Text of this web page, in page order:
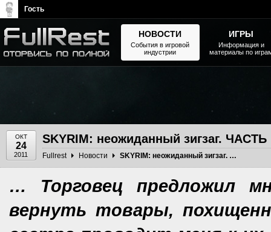
ОКТ
24
2011
SKYRIM: неожиданный зигзаг. ЧАСТЬ
Fullrest Новости SKYRIM: неожиданный зигзаг. ЧАСТЬ II
… Торговец предложил
вернуть товары,
НОВОСТИ
События в игровой
индустрии
ИГРЫ
Информация и
материалы по
Гость